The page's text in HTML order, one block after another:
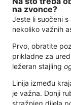
na zvonce?
Jeste li suočeni
nekoliko važnih
Prvo, obratite
prikladne za
ležeran stajling
Linija između
je važna. Donji